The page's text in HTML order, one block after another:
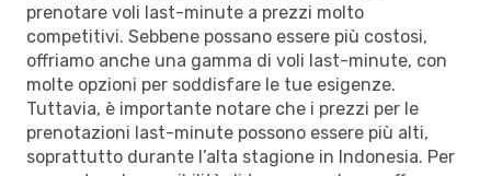
prenotare voli last-minute a prezzi molto
competitivi. Sebbene possano essere più costosi,
offriamo anche una gamma di voli last-minute, con
molte opzioni per soddisfare le tue esigenze.
Tuttavia, è importante notare che i prezzi per le
prenotazioni last-minute possono essere più alti,
soprattutto durante l’alta stagione in Indonesia. Per